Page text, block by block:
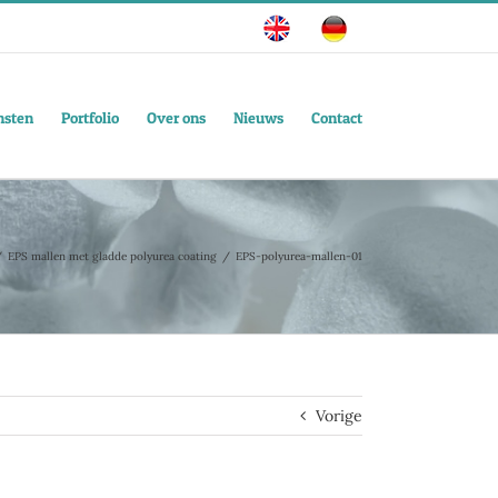
Portfolio Over ons Nieuws Contact
EPS mallen met gladde polyurea coating EPS-polyurea-mallen-01
Vorige